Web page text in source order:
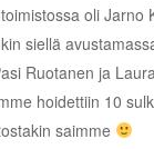
oli Jarno
siellä
Ruotanen ja
hoidettiin 10
saimme